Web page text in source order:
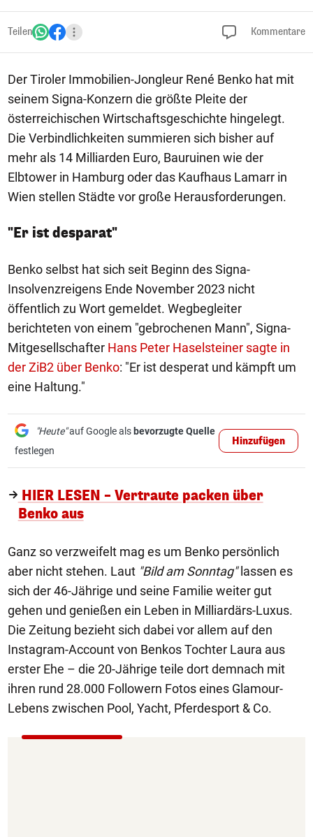
Teilen Kommentare
Der Tiroler Immobilien-Jongleur René Benko hat mit
seinem Signa-Konzern die größte Pleite der
österreichischen Wirtschaftsgeschichte hingelegt.
Die Verbindlichkeiten summieren sich bisher auf
mehr als 14 Milliarden Euro, Bauruinen wie der
Elbtower in Hamburg oder das Kaufhaus Lamarr in
Wien stellen Städte vor große Herausforderungen.
"Er ist desparat"
Benko selbst hat sich seit Beginn des Signa-
Insolvenzreigens Ende November 2023 nicht
öffentlich zu Wort gemeldet. Wegbegleiter
berichteten von einem "gebrochenen Mann", Signa-
Mitgesellschafter Hans Peter Haselsteiner sagte in
der ZiB2 über Benko: "Er ist desperat und kämpft um
eine Haltung."
"Heute"auf Google als bevorzugte Quelle
festlegen
Hinzufügen
HIER LESEN – Vertraute packen über
Benko aus
Ganz so verzweifelt mag es um Benko persönlich
aber nicht stehen. Laut "Bild am Sonntag"lassen es
sich der 46-Jährige und seine Familie weiter gut
gehen und genießen ein Leben in Milliardärs-Luxus.
Die Zeitung bezieht sich dabei vor allem auf den
Instagram-Account von Benkos Tochter Laura aus
erster Ehe – die 20-Jährige teile dort demnach mit
ihren rund 28.000 Followern Fotos eines Glamour-
Lebens zwischen Pool, Yacht, Pferdesport & Co.